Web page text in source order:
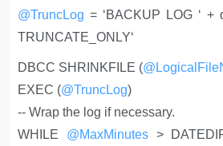
@TruncLog = ‘BACKUP LOG ‘ +
TRUNCATE_ONLY‘
DBCC SHRINKFILE (
EXEC (@TruncLog)
-- Wrap the log if necessary.
WHILE @MaxMinutes>